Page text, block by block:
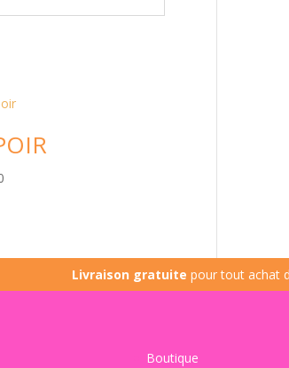
Livraison gratuitepour tout achat de 60$
Boutique